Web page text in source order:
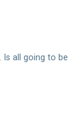
Is all going to be